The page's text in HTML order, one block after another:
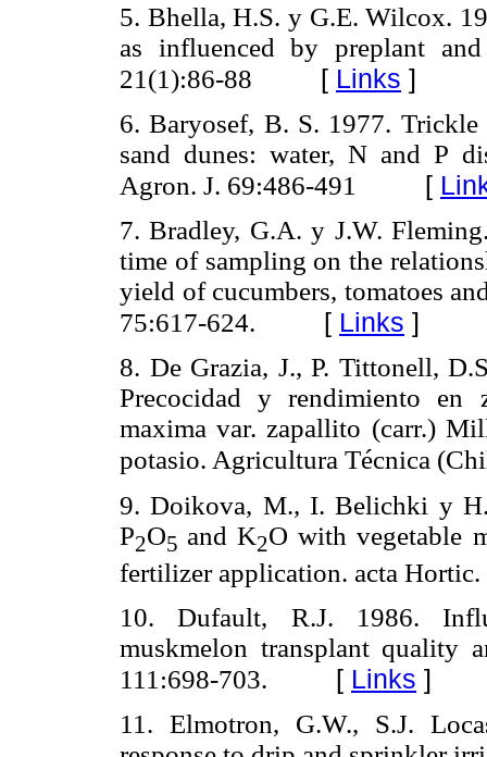
5. Bhella, H.S. y G.E. Wilcox.
as influenced by preplant
21(1):86-88 [ Links ]
6. Baryosef, B. S. 1977.
sand dunes: water, N and P
Agron. J. 69:486-491
[
7. Bradley, G.A. y J.W.
time of sampling on the
yield of cucumbers, tomatoes
75:617-624. [ Links ]
8. De Grazia, J., P. Tittonell,
Precocidad y rendimiento en
maxima var. zapallito (carr.)
potasio. Agricultura Técnica
9. Doikova, M., I. Belichki y
P2O5 and K2O with vegetable
fertilizer application. acta
10. Dufault, R.J. 1986.
muskmelon transplant quality
111:698-703. [ Links ]
11. Elmotron, G.W., S.J.